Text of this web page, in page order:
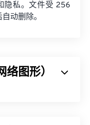
隐私。文件受 256
动删除。
图形）